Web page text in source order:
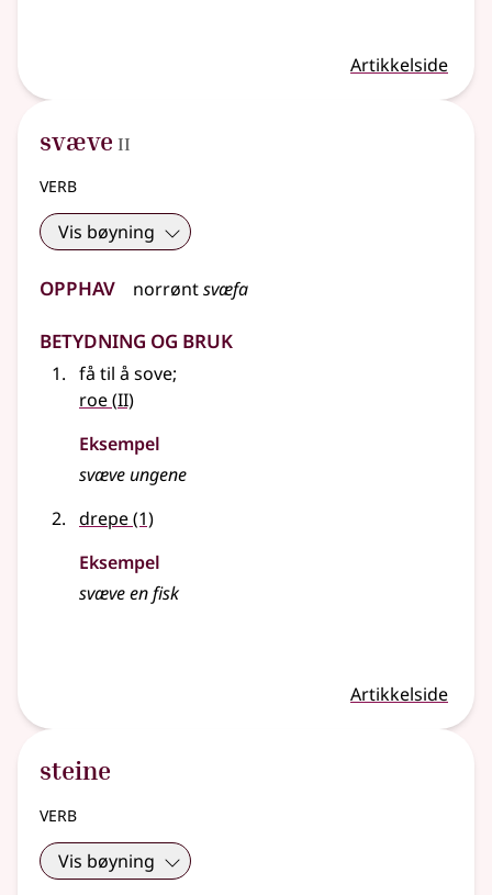
Artikkelside
svæve 2
II
verb
Vis bøyning
Opphav norrøntsvæfa
Betydning og bruk
få til å sove;
roe(2
II)
Eksempel
svæve ungene
drepe(1)
Eksempel
svæve en fisk
Artikkelside
steine
verb
Vis bøyning